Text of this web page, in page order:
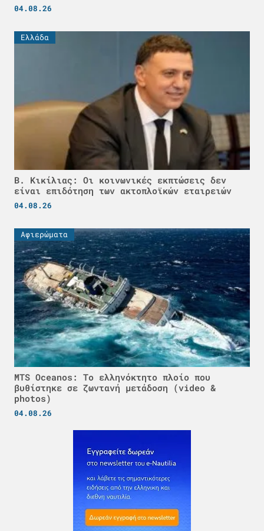
04.08.26
Ελλάδα
Β. Κικίλιας: Οι κοινωνικές εκπτώσεις δεν
είναι επιδότηση των ακτοπλοϊκών εταιρειών
04.08.26
Αφιερώματα
MTS Oceanos: Το ελληνόκτητο πλοίο που
βυθίστηκε σε ζωντανή μετάδοση (video &
photos)
04.08.26